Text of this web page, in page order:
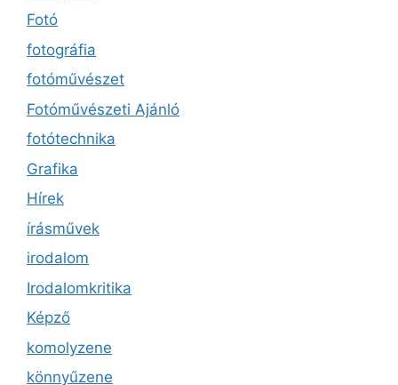
Fotó
fotográfia
fotóművészet
Fotóművészeti Ajánló
fotótechnika
Grafika
Hírek
írásművek
irodalom
Irodalomkritika
Képző
komolyzene
könnyűzene